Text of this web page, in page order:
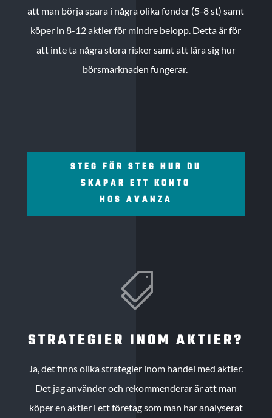
att man börja spara i några olika fonder (5-8 st) samt
köper in 8-12 aktier för mindre belopp. Detta är för
att inte ta några stora risker samt att lära sig hur
börsmarknaden fungerar.
STEG FÖR STEG HUR DU
SKAPAR ETT KONTO
HOS AVANZA

STRATEGIER INOM AKTIER?
Ja, det finns olika strategier inom handel med aktier.
Det jag använder och rekommenderar är att man
köper en aktier i ett företag som man har analyserat